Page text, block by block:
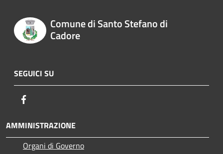
Comune di Santo Stefano di
Cadore
SEGUICI SU
AMMINISTRAZIONE
Organi di Governo